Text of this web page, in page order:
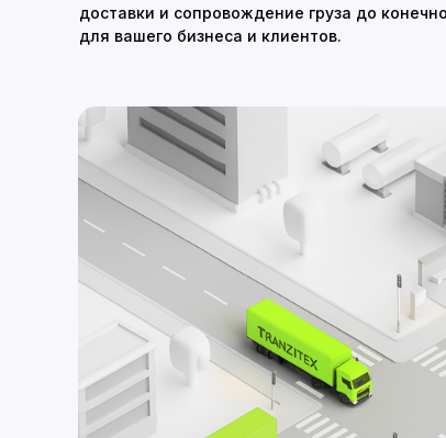
доставки и сопровождение груза до
для вашего бизнеса и клиентов.